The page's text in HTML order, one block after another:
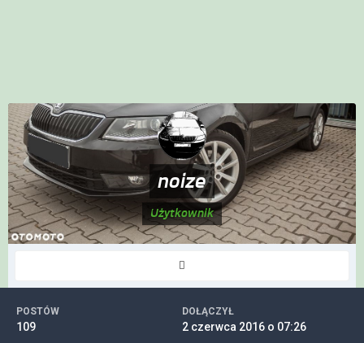
noize
Użytkownik
POSTÓW
109
DOŁĄCZYŁ
2 czerwca 2016 o 07:26